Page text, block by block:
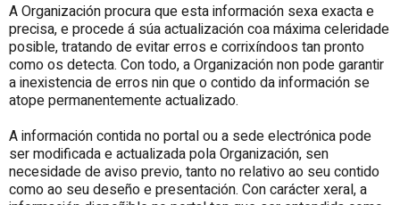
A Organización procura que esta información sexa exacta e
precisa, e procede á súa actualización coa máxima celeridade
posible, tratando de evitar erros e corrixíndoos tan pronto
como os detecta. Con todo, a Organización non pode garantir
a inexistencia de erros nin que o contido da información se
atope permanentemente actualizado.
A información contida no portal ou a sede electrónica pode
ser modificada e actualizada pola Organización, sen
necesidade de aviso previo, tanto no relativo ao seu contido
como ao seu deseño e presentación. Con carácter xeral, a